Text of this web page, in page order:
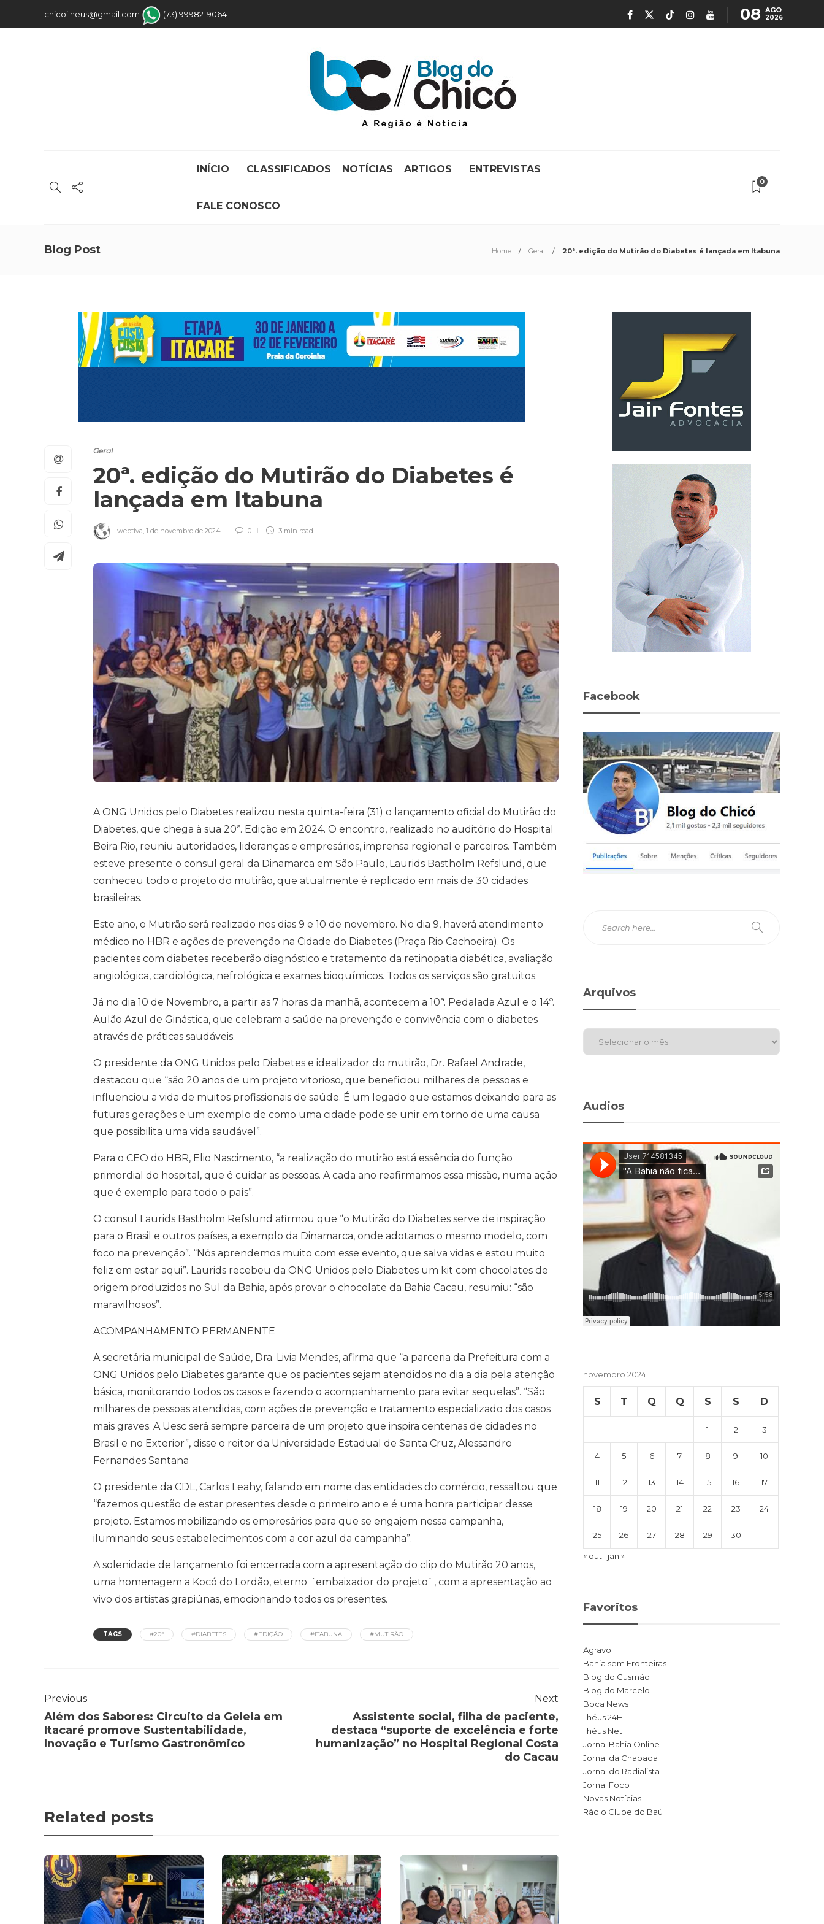
chicoilheus@gmail.com (73) 99982-9064 08 AGO
2026
INÍCIO CLASSIFICADOS NOTÍCIAS ARTIGOS ENTREVISTAS
FALE CONOSCO
0
Blog Post Home Geral 20ª. edição do Mutirão do Diabetes é lançada em Itabuna
Geral
20ª. edição do Mutirão do Diabetes é
lançada em Itabuna
webtiva, 1 de novembro de 2024 0 3 min read
A ONG Unidos pelo Diabetes realizou nesta quinta-feira (31) o lançamento oficial do Mutirão do
Diabetes, que chega à sua 20ª. Edição em 2024. O encontro, realizado no auditório do Hospital
Beira Rio, reuniu autoridades, lideranças e empresários, imprensa regional e parceiros. Também
esteve presente o consul geral da Dinamarca em São Paulo, Laurids Bastholm Refslund, que
conheceu todo o projeto do mutirão, que atualmente é replicado em mais de 30 cidades
brasileiras.
Este ano, o Mutirão será realizado nos dias 9 e 10 de novembro. No dia 9, haverá atendimento
médico no HBR e ações de prevenção na Cidade do Diabetes (Praça Rio Cachoeira). Os
pacientes com diabetes receberão diagnóstico e tratamento da retinopatia diabética, avaliação
angiológica, cardiológica, nefrológica e exames bioquímicos. Todos os serviços são gratuitos.
Já no dia 10 de Novembro, a partir as 7 horas da manhã, acontecem a 10ª. Pedalada Azul e o 14º.
Aulão Azul de Ginástica, que celebram a saúde na prevenção e convivência com o diabetes
através de práticas saudáveis.
O presidente da ONG Unidos pelo Diabetes e idealizador do mutirão, Dr. Rafael Andrade,
destacou que “são 20 anos de um projeto vitorioso, que beneficiou milhares de pessoas e
influenciou a vida de muitos profissionais de saúde. É um legado que estamos deixando para as
futuras gerações e um exemplo de como uma cidade pode se unir em torno de uma causa
que possibilita uma vida saudável”.
Para o CEO do HBR, Elio Nascimento, “a realização do mutirão está essência do função
primordial do hospital, que é cuidar as pessoas. A cada ano reafirmamos essa missão, numa ação
que é exemplo para todo o país”.
O consul Laurids Bastholm Refslund afirmou que “o Mutirão do Diabetes serve de inspiração
para o Brasil e outros países, a exemplo da Dinamarca, onde adotamos o mesmo modelo, com
foco na prevenção”. “Nós aprendemos muito com esse evento, que salva vidas e estou muito
feliz em estar aqui”. Laurids recebeu da ONG Unidos pelo Diabetes um kit com chocolates de
origem produzidos no Sul da Bahia, após provar o chocolate da Bahia Cacau, resumiu: “são
maravilhosos”.
ACOMPANHAMENTO PERMANENTE
A secretária municipal de Saúde, Dra. Livia Mendes, afirma que “a parceria da Prefeitura com a
ONG Unidos pelo Diabetes garante que os pacientes sejam atendidos no dia a dia pela atenção
básica, monitorando todos os casos e fazendo o acompanhamento para evitar sequelas”. “São
milhares de pessoas atendidas, com ações de prevenção e tratamento especializado dos casos
mais graves. A Uesc será sempre parceira de um projeto que inspira centenas de cidades no
Brasil e no Exterior”, disse o reitor da Universidade Estadual de Santa Cruz, Alessandro
Fernandes Santana
O presidente da CDL, Carlos Leahy, falando em nome das entidades do comércio, ressaltou que
“fazemos questão de estar presentes desde o primeiro ano e é uma honra participar desse
projeto. Estamos mobilizando os empresários para que se engajem nessa campanha,
iluminando seus estabelecimentos com a cor azul da campanha”.
A solenidade de lançamento foi encerrada com a apresentação do clip do Mutirão 20 anos,
uma homenagem a Kocó do Lordão, eterno ´embaixador do projeto`, com a apresentação ao
vivo dos artistas grapiúnas, emocionando todos os presentes.
TAGS #20ª #DIABETES #EDIÇÃO #ITABUNA #MUTIRÃO
Previous
Além dos Sabores: Circuito da Geleia em
Itacaré promove Sustentabilidade,
Inovação e Turismo Gastronômico
Next
Assistente social, filha de paciente,
destaca “suporte de excelência e forte
humanização” no Hospital Regional Costa
do Cacau
Related posts
Facebook
Arquivos
Audios
novembro 2024
S T Q Q S S D
1 2 3
4 5 6 7 8 9 10
11 12 13 14 15 16 17
18 19 20 21 22 23 24
25 26 27 28 29 30
« out jan »
Favoritos
Agravo
Bahia sem Fronteiras
Blog do Gusmão
Blog do Marcelo
Boca News
Ilhéus 24H
Ilhéus Net
Jornal Bahia Online
Jornal da Chapada
Jornal do Radialista
Jornal Foco
Novas Notícias
Rádio Clube do Baú